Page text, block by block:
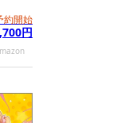
約開始
円